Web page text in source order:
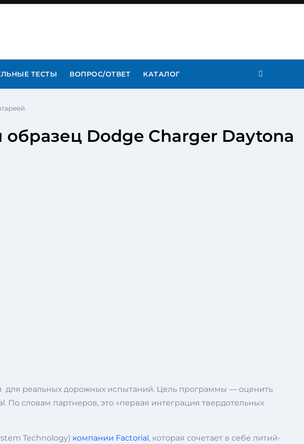
ТЕСТЫ ВОПРОС/ОТВЕТ КАТАЛОГ
Dodge Charger Daytona
для реальных дорожных испытаний. Цель программы — оценить
По словам партнеров, это «первая интеграция твердотельных
Technology) компании Factorial, которая сочетает в себе литий-